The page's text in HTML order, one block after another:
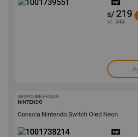
s/ 219
s/ 313
GRUPOLINEAHOGAR
NINTENDO
Consola Nintendo Switch Oled Neon